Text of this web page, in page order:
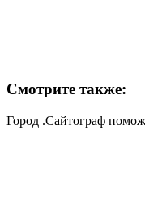
Смотрите также:
Город .Сайтограф